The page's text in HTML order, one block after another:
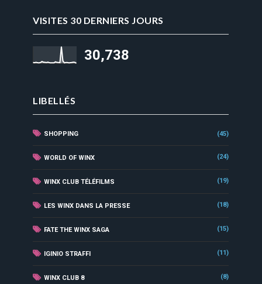
VISITES 30 DERNIERS JOURS
30,738
LIBELLÉS
SHOPPING (45)
WORLD OF WINX (24)
WINX CLUB TÉLÉFILMS (19)
LES WINX DANS LA PRESSE (18)
FATE THE WINX SAGA (15)
IGINIO STRAFFI (11)
WINX CLUB 8 (8)